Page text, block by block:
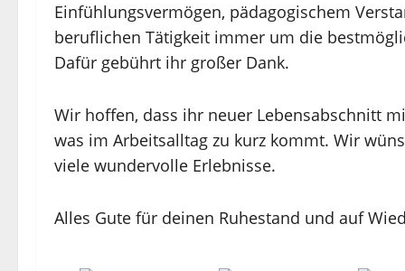
Einfühlungsvermögen, pädagogischem
beruflichen Tätigkeit immer um die
Dafür gebührt ihr großer Dank.
Wir hoffen, dass ihr neuer Lebensabschnitt
was im Arbeitsalltag zu kurz kommt. Wir
viele wundervolle Erlebnisse.
Alles Gute für deinen Ruhestand und auf